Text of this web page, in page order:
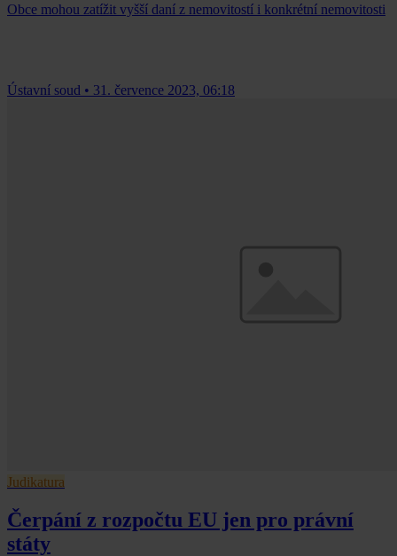
Obce mohou zatížit vyšší daní z nemovitostí i konkrétní nemovitosti
Ústavní soud • 31. července 2023, 06:18
Judikatura
Čerpání z rozpočtu EU jen pro právní
státy